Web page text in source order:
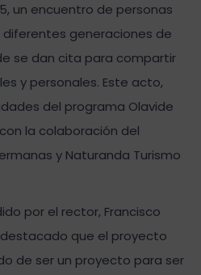
un encuentro de personas
generaciones de
se dan cita para compartir
y personales. Este acto,
del programa Olavide
la colaboración del
y Naturanda Turismo
por el rector, Francisco
destacado que el proyecto
de ser un proyecto para ser